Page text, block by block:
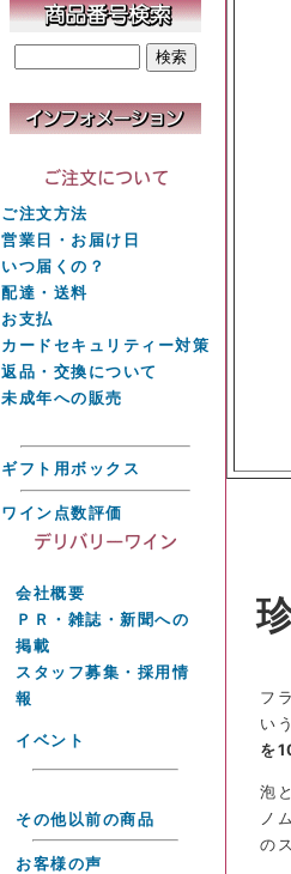
ご注文方法
営業日・お届け日
いつ届くの？
配達・送料
お支払
カードセキュリティー対策
返品・交換について
未成年への販売
ギフト用ボックス
ワイン点数評価
会社概要
ＰＲ・雑誌・新聞への
掲載
スタッフ募集・採用情
報
イベント
その他以前の商品
お客様の声
フ
い
を
泡
ノ
の